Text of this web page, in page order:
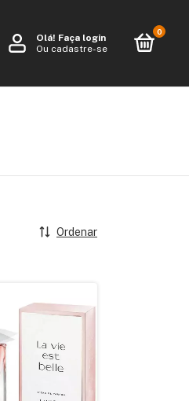
Olá! Faça login
Ou cadastre-se
0
Ordenar